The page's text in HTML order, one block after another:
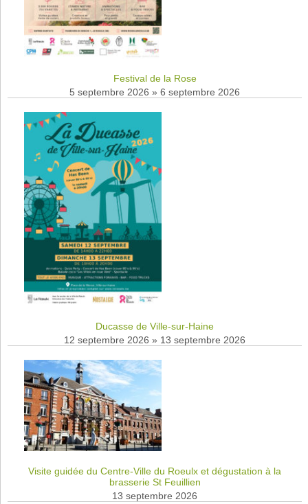
Festival de la Rose
5 septembre 2026 » 6 septembre 2026
Ducasse de Ville-sur-Haine
12 septembre 2026 » 13 septembre 2026
Visite guidée du Centre-Ville du Roeulx et dégustation à la
brasserie St Feuillien
13 septembre 2026